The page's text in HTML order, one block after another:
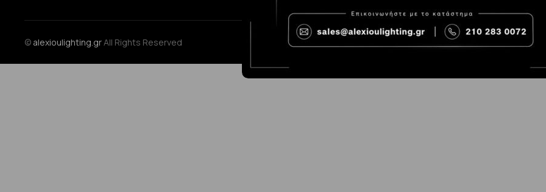
© alexioulighting.grAll Rights Reserved